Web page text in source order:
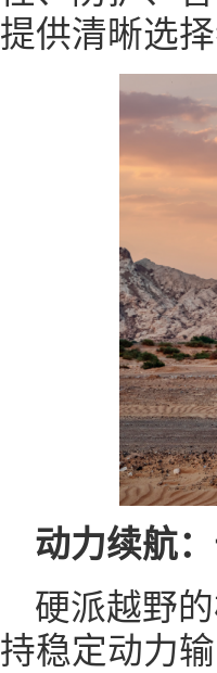
提供清晰选择
动力续航
硬派越野
持稳定动力